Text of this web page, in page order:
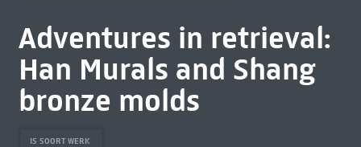
Adventures in retrieval:
Han Murals and Shang
bronze molds
IS SOORT WERK